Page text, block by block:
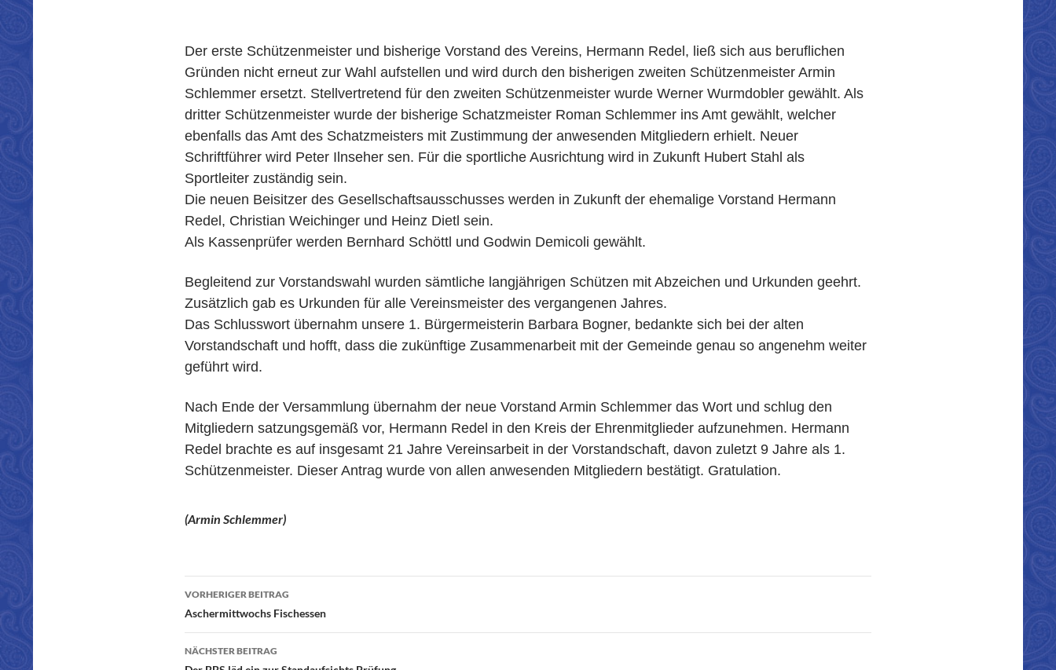
Der erste Schützenmeister und bisherige Vorstand des Vereins, Hermann Redel, ließ sich aus beruflichen
Gründen nicht erneut zur Wahl aufstellen und wird durch den bisherigen zweiten Schützenmeister Armin
Schlemmer ersetzt. Stellvertretend für den zweiten Schützenmeister wurde Werner Wurmdobler gewählt. Als
dritter Schützenmeister wurde der bisherige Schatzmeister Roman Schlemmer ins Amt gewählt, welcher
ebenfalls das Amt des Schatzmeisters mit Zustimmung der anwesenden Mitgliedern erhielt. Neuer
Schriftführer wird Peter Ilnseher sen. Für die sportliche Ausrichtung wird in Zukunft Hubert Stahl als
Sportleiter zuständig sein.
Die neuen Beisitzer des Gesellschaftsausschusses werden in Zukunft der ehemalige Vorstand Hermann
Redel, Christian Weichinger und Heinz Dietl sein.
Als Kassenprüfer werden Bernhard Schöttl und Godwin Demicoli gewählt.
Begleitend zur Vorstandswahl wurden sämtliche langjährigen Schützen mit Abzeichen und Urkunden geehrt.
Zusätzlich gab es Urkunden für alle Vereinsmeister des vergangenen Jahres.
Das Schlusswort übernahm unsere 1. Bürgermeisterin Barbara Bogner, bedankte sich bei der alten
Vorstandschaft und hofft, dass die zukünftige Zusammenarbeit mit der Gemeinde genau so angenehm weiter
geführt wird.
Nach Ende der Versammlung übernahm der neue Vorstand Armin Schlemmer das Wort und schlug den
Mitgliedern satzungsgemäß vor, Hermann Redel in den Kreis der Ehrenmitglieder aufzunehmen. Hermann
Redel brachte es auf insgesamt 21 Jahre Vereinsarbeit in der Vorstandschaft, davon zuletzt 9 Jahre als 1.
Schützenmeister. Dieser Antrag wurde von allen anwesenden Mitgliedern bestätigt. Gratulation.
(Armin Schlemmer)
Beitragsnavigation
VORHERIGER BEITRAG
Aschermittwochs Fischessen
NÄCHSTER BEITRAG